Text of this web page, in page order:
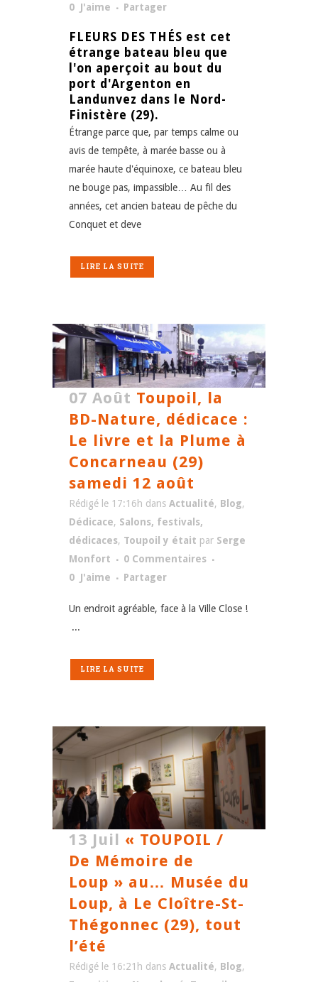
0 J'aime Partager
FLEURS DES THÉS est cet
étrange bateau bleu que
l'on aperçoit au bout du
port d'Argenton en
Landunvez dans le Nord-
Finistère (29).
Étrange parce que, par temps calme ou
avis de tempête, à marée basse ou à
marée haute d'équinoxe, ce bateau bleu
ne bouge pas, impassible… Au fil des
années, cet ancien bateau de pêche du
Conquet et deve
LIRE LA SUITE
07 Août Toupoil, la
BD-Nature, dédicace :
Le livre et la Plume à
Concarneau (29)
samedi 12 août
Rédigé le 17:16h dans Actualité, Blog,
Dédicace, Salons, festivals,
dédicaces, Toupoil y était par Serge
Monfort
0 Commentaires
0 J'aime Partager
Un endroit agréable, face à la Ville Close !
...
LIRE LA SUITE
13 Juil « TOUPOIL /
De Mémoire de
Loup » au… Musée du
Loup, à Le Cloître-St-
Thégonnec (29), tout
l’été
Rédigé le 16:21h dans Actualité, Blog,